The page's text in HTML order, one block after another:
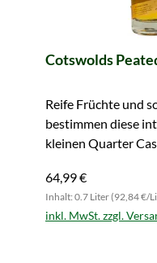
Cotswolds
Reife Früchte und
bestimmen diese
kleinen Quarter
64,99 €
Inhalt: 0.7 Liter (92,84 €/
inkl. MwSt. zzgl.